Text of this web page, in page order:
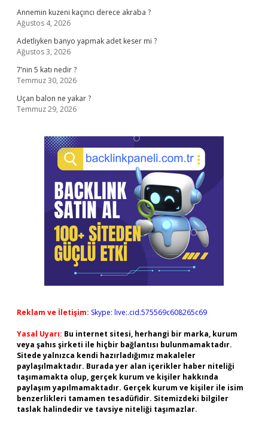
Annemin kuzeni kaçıncı derece akraba ?
Ağustos 4, 2026
Adetliyken banyo yapmak adet keser mi ?
Ağustos 3, 2026
7’nin 5 katı nedir ?
Temmuz 30, 2026
Uçan balon ne yakar ?
Temmuz 29, 2026
Reklam ve İletişim: Skype: live:.cid.575569c608265c69
Yasal Uyarı: Bu internet sitesi, herhangi bir marka, kurum
veya şahıs şirketi ile hiçbir bağlantısı bulunmamaktadır.
Sitede yalnızca kendi hazırladığımız makaleler
paylaşılmaktadır. Burada yer alan içerikler haber niteliği
taşımamakta olup, gerçek kurum ve kişiler hakkında
paylaşım yapılmamaktadır. Gerçek kurum ve kişiler ile isim
benzerlikleri tamamen tesadüfidir. Sitemizdeki bilgiler
taslak halindedir ve tavsiye niteliği taşımazlar.